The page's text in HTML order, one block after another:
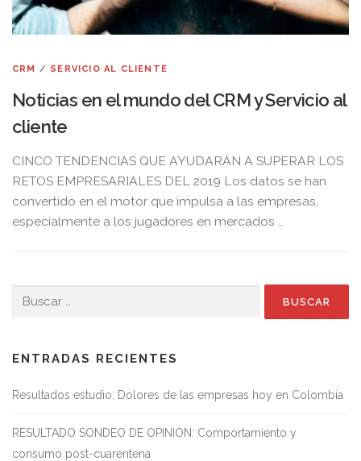
CRM / SERVICIO AL CLIENTE
Noticias en el mundo del CRM y Servicio al
cliente
CINCO TENDENCIAS QUE AYUDARÁN A SUPERAR LOS
RETOS EMPRESARIALES DEL 2019 Los datos se han
convertido en el motor que impulsa a las empresas,
especialmente a los jugadores en mercados …
Buscar:
ENTRADAS RECIENTES
Resultados estudio: Dolores de las empresas hoy en Colombia
RESULTADO SONDEO DE OPINIÓN: Comportamiento y
consumo post-cuarentena